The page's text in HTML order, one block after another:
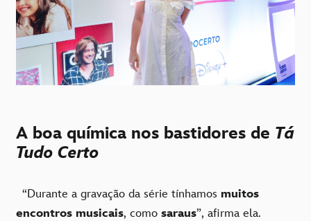
A boa química nos bastidores de Tá
Tudo Certo
“Durante a gravação da série tínhamos muitos
encontros musicais, como saraus”, afirma ela.